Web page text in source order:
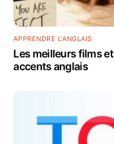
APPRENDRE L'ANGLAIS
Les meilleurs films
accents anglais